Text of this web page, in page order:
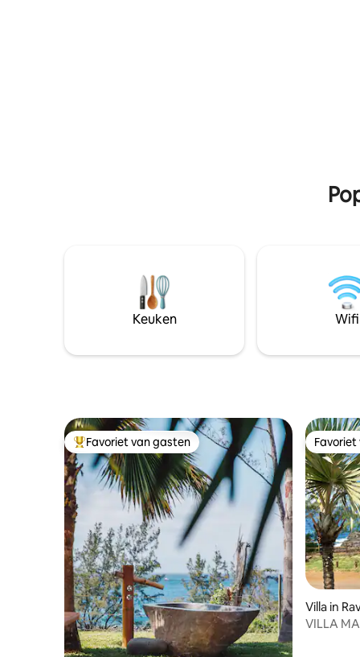
Keuken Wifi
Topfavoriet van gasten
Favoriet van gasten
Villa in
VILLA